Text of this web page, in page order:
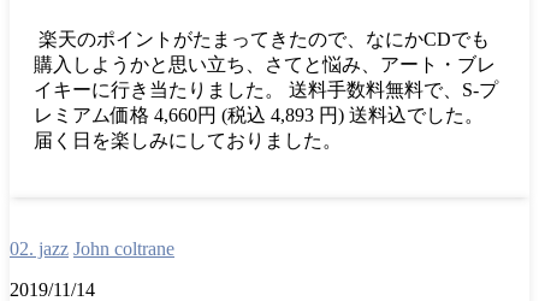
楽天のポイントがたまってきたので、なにかCDでも
購入しようかと思い立ち、さてと悩み、アート・ブレ
イキーに行き当たりました。 送料手数料無料で、S-プ
レミアム価格 4,660円 (税込 4,893 円) 送料込でした。
届く日を楽しみにしておりました。
02. jazz John coltrane
2019/11/14